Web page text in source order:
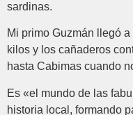
sardinas.
Mi primo Guzmán llegó
kilos y los cañaderos
hasta Cabimas cuando
Es «el mundo de las
historia local, formando